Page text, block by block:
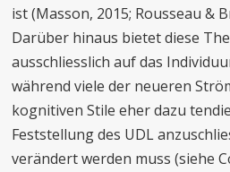
ist (Masson, 2015; Rousseau &
Darüber hinaus bietet diese
ausschliesslich auf das
während viele der neueren
kognitiven Stile eher dazu
Feststellung des UDL
verändert werden muss (siehe